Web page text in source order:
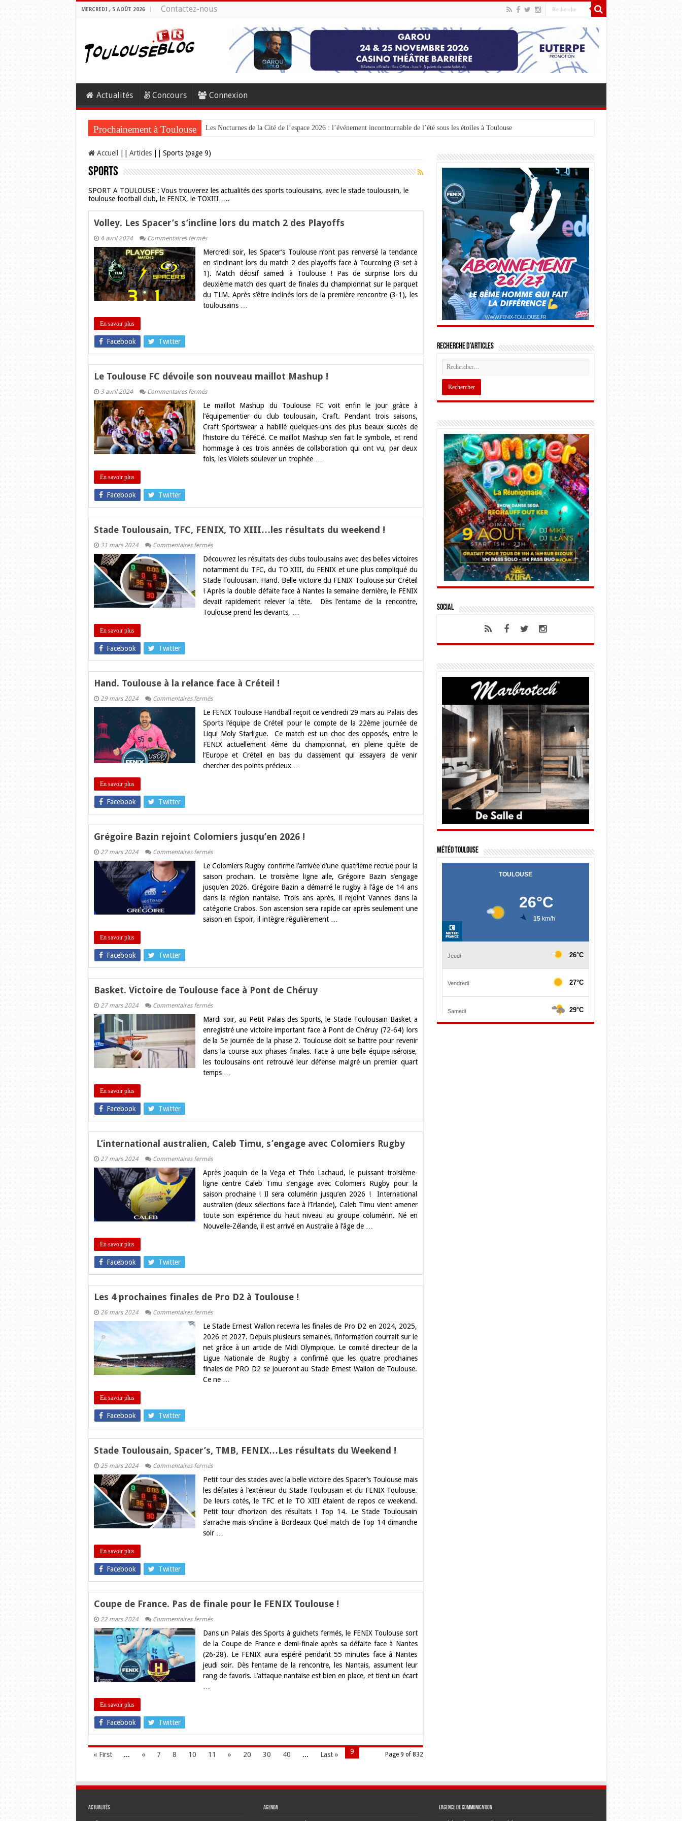
MERCREDI , 5 AOÛT 2026 Contactez-nous
Actualités Concours Connexion
Prochainement à Toulouse Les Nocturnes de la Cité de l’espace 2026 : l’événement incontournable de l’été sous les étoiles à Toulouse
Accueil Articles Sports (page 9)
Sports
SPORT A TOULOUSE : Vous trouverez les actualités des sports toulousains, avec le stade toulousain, le
toulouse football club, le FENIX, le TOXIII…..
Volley. Les Spacer’s s’incline lors du match 2 des Playoffs
4 avril 2024 Commentaires ferméssur
Les
Spacer’s
s’incline
lors
du
match
2
des
Playoffs
Mercredi soir, les Spacer’s Toulouse n’ont pas renversé la tendance
en s’inclinant lors du match 2 des playoffs face à Tourcoing (3 set à
1). Match décisif samedi à Toulouse ! Pas de surprise lors du
deuxième match des quart de finales du championnat sur le parquet
du TLM. Après s’être inclinés lors de la première rencontre (3-1), les
toulousains …
En savoir plus
Facebook Twitter
Le Toulouse FC dévoile son nouveau maillot Mashup !
3 avril 2024 Commentaires ferméssur
Toulouse
FC
dévoile
son
nouveau
maillot
Mashup
Le maillot Mashup du Toulouse FC voit enfin le jour grâce à
l’équipementier du club toulousain, Craft. Pendant trois saisons,
Craft Sportswear a habillé quelques-uns des plus beaux succès de
l’histoire du TéFéCé. Ce maillot Mashup s’en fait le symbole, et rend
hommage à ces trois années de collaboration qui ont vu, par deux
fois, les Violets soulever un trophée …
En savoir plus
Facebook Twitter
Stade Toulousain, TFC, FENIX, TO XIII…les résultats du weekend !
31 mars 2024 Commentaires ferméssur
Toulousain,
TFC,
FENIX,
TO
XIII…
les
résultats
du
weekend
Découvrez les résultats des clubs toulousains avec des belles victoires
notamment du TFC, du TO XIII, du FENIX et une plus compliqué du
Stade Toulousain. Hand. Belle victoire du FENIX Toulouse sur Créteil
! Après la double défaite face à Nantes la semaine dernière, le FENIX
devait rapidement relever la tête. Dès l’entame de la rencontre,
Toulouse prend les devants, …
En savoir plus
Facebook Twitter
Hand. Toulouse à la relance face à Créteil !
29 mars 2024 Commentaires ferméssur
Toulouse
la
relance
face
à
Créteil
Le FENIX Toulouse Handball reçoit ce vendredi 29 mars au Palais des
Sports l’équipe de Créteil pour le compte de la 22ème journée de
Liqui Moly Starligue. Ce match est un choc des opposés, entre le
FENIX actuellement 4ème du championnat, en pleine quête de
l’Europe et Créteil en bas du classement qui essayera de venir
chercher des points précieux …
En savoir plus
Facebook Twitter
Grégoire Bazin rejoint Colomiers jusqu’en 2026 !
27 mars 2024 Commentaires ferméssur
Bazin
Colomiers
jusqu’en
2026
!
Le Colomiers Rugby confirme l’arrivée d’une quatrième recrue pour la
saison prochain. Le troisième ligne aile, Grégoire Bazin s’engage
jusqu’en 2026. Grégoire Bazin a démarré le rugby à l’âge de 14 ans
dans la région nantaise. Trois ans après, il rejoint Vannes dans la
catégorie Crabos. Son ascension sera rapide car après seulement une
saison en Espoir, il intègre régulièrement …
En savoir plus
Facebook Twitter
Basket. Victoire de Toulouse face à Pont de Chéruy
27 mars 2024 Commentaires ferméssur
Victoire
Toulouse
face
Pont
de
Mardi soir, au Petit Palais des Sports, le Stade Toulousain Basket a
enregistré une victoire important face à Pont de Chéruy (72-64) lors
de la 5e journée de la phase 2. Toulouse doit se battre pour revenir
dans la course aux phases finales. Face à une belle équipe iséroise,
les toulousains ont retrouvé leur défense malgré un premier quart
temps …
En savoir plus
Facebook Twitter
L’international australien, Caleb Timu, s’engage avec Colomiers Rugby
27 mars 2024 Commentaires ferméssur
australien,
Timu,
s’engage
avec
Colomiers
Rugby
Après Joaquin de la Vega et Théo Lachaud, le puissant troisième-
ligne centre Caleb Timu s’engage avec Colomiers Rugby pour la
saison prochaine ! Il sera columérin jusqu’en 2026 ! International
australien (deux sélections face à l’Irlande), Caleb Timu vient amener
toute son expérience du haut niveau au groupe columérin. Né en
Nouvelle-Zélande, il est arrivé en Australie à l’âge de …
En savoir plus
Facebook Twitter
Les 4 prochaines finales de Pro D2 à Toulouse !
26 mars 2024 Commentaires ferméssur
4
prochaines
finales
de
D2
à
!
Le Stade Ernest Wallon recevra les finales de Pro D2 en 2024, 2025,
2026 et 2027. Depuis plusieurs semaines, l’information courrait sur le
net grâce à un article de Midi Olympique. Le comité directeur de la
Ligue Nationale de Rugby a confirmé que les quatre prochaines
finales de PRO D2 se joueront au Stade Ernest Wallon de Toulouse.
Ce ne …
En savoir plus
Facebook Twitter
Stade Toulousain, Spacer’s, TMB, FENIX…Les résultats du Weekend !
25 mars 2024 Commentaires ferméssur
Toulousain,
Spacer’s,
TMB,
FENIX…
Les
résultats
du
Weekend
!
Petit tour des stades avec la belle victoire des Spacer’s Toulouse mais
les défaites à l’extérieur du Stade Toulousain et du FENIX Toulouse.
De leurs cotés, le TFC et le TO XIII étaient de repos ce weekend.
Petit tour d’horizon des résultats ! Top 14. Le Stade Toulousain
s’arrache mais s’incline à Bordeaux Quel match de Top 14 dimanche
soir …
En savoir plus
Facebook Twitter
Coupe de France. Pas de finale pour le FENIX Toulouse !
22 mars 2024 Commentaires ferméssur
de
France.
Pas
de
finale
pour
le
Dans un Palais des Sports à guichets fermés, le FENIX Toulouse sort
de la Coupe de France e demi-finale après sa défaite face à Nantes
(26-28). Le FENIX aura espéré pendant 55 minutes face à Nantes
jeudi soir. Dès l’entame de la rencontre, les Nantais, assument leur
rang de favoris. L’attaque nantaise est bien en place, et tient un écart
En savoir plus
Facebook Twitter
Page 9 of 832
« First ... « 7 8 9
10 11 » 20 30 40 ... Last »
Recherche d’articles
Social
Météo Toulouse
Actualités Agenda L’agence de communication